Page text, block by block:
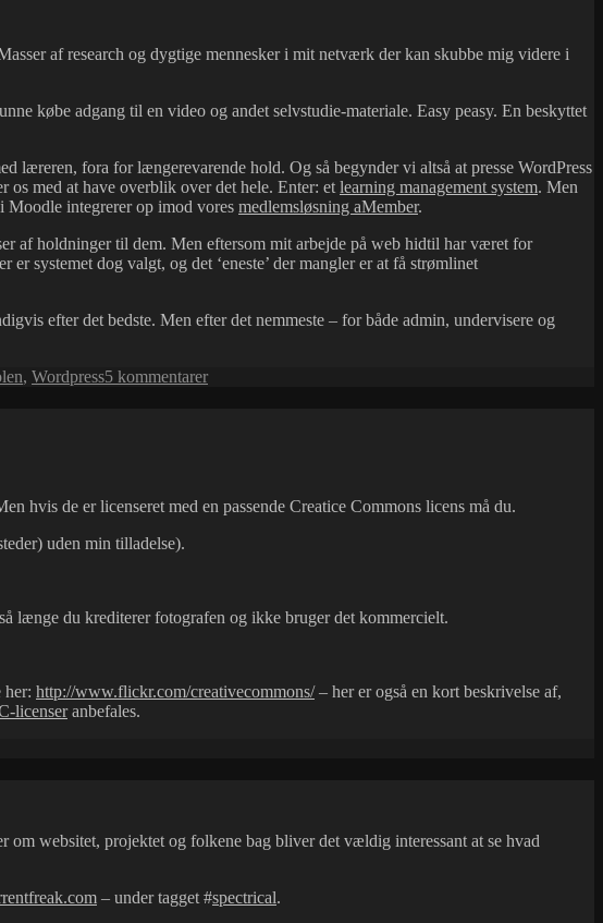
af research og dygtige mennesker i mit netværk der kan skubbe mig videre i
købe adgang til en video og andet selvstudie-materiale. Easy peasy. En beskyttet
læreren, fora for længerevarende hold. Og så begynder vi altså at presse WordPress
med at have overblik over det hele. Enter: et learning management system. Men
integrerer op imod vores medlemsløsning aMember.
af holdninger til dem. Men eftersom mit arbejde på web hidtil har været for
systemet dog valgt, og det ‘eneste’ der mangler er at få strømlinet
efter det bedste. Men efter det nemmeste – for både admin, undervisere og
, Wordpress5 kommentarertil
hvis de er licenseret med en passende Creatice Commons licens må du.
uden min tilladelse).
længe du krediterer fotografen og ikke bruger det kommercielt.
her: http://www.flickr.com/creativecommons/– her er også en kort beskrivelse af,
licenseranbefales.
om websitet, projektet og folkene bag bliver det vældig interessant at se hvad
– under tagget #spectrical.